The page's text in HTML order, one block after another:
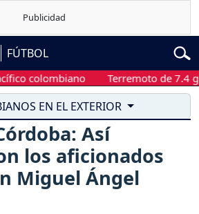
FÚTBOL
Terremoto de 7.4
EN EL EXTERIOR
Así
los aficionados
Miguel Ángel